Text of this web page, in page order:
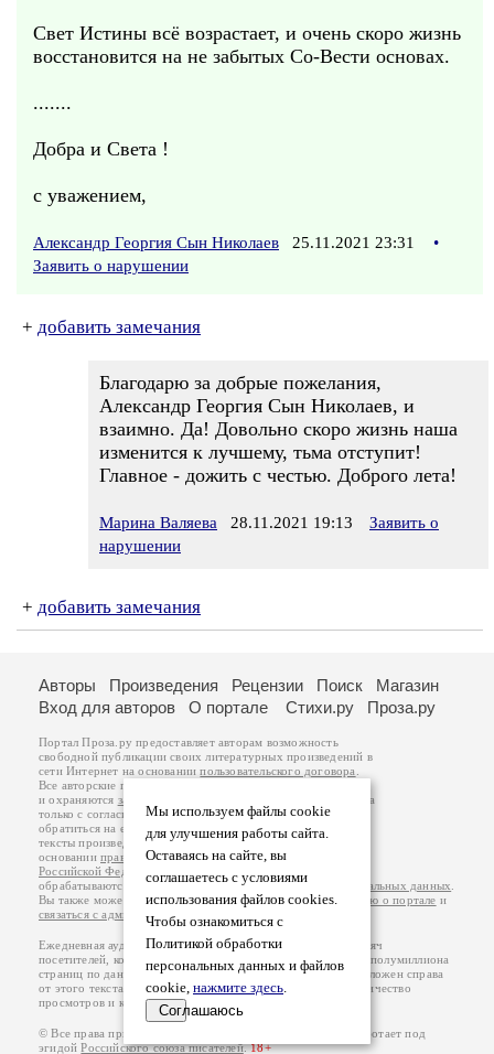
Свет Истины всё возрастает, и очень скоро жизнь
восстановится на не забытых Со-Вести основах.
.......
Добра и Света !
с уважением,
Александр Георгия Сын Николаев 25.11.2021 23:31
•
Заявить о нарушении
+ добавить замечания
Благодарю за добрые пожелания,
Александр Георгия Сын Николаев, и
взаимно. Да! Довольно скоро жизнь наша
изменится к лучшему, тьма отступит!
Главное - дожить с честью. Доброго лета!
Марина Валяева 28.11.2021 19:13
Заявить о
нарушении
+ добавить замечания
Мы используем файлы cookie
для улучшения работы сайта.
Оставаясь на сайте, вы
соглашаетесь с условиями
использования файлов cookies.
Чтобы ознакомиться с
Политикой обработки
персональных данных и файлов
cookie, нажмите здесь.
Соглашаюсь
Авторы Произведения Рецензии Поиск
Магазин
Вход для авторов
О портале Стихи.ру Проза.ру
Портал Проза.ру предоставляет авторам возможность
свободной публикации своих литературных произведений в
сети Интернет на основаниипользовательского договора
Все авторские права на произведения принадлежат авторам
и охраняются законом
. Перепечатка произведений возможна
только с согласия его автора, к которому вы можете
обратиться на его авторской странице. Ответственность за
тексты произведений авторы несут самостоятельно на
основанииправил публикацииизаконодательства
Российской Федерации
обрабатываются на основанииПолитики обработки персональных данных
Вы также можете посмотреть более подробнуюинформацию о портале и
связаться с администрацией
Ежедневная аудитория портала Проза.ру – порядка 100 тысяч
посетителей, которые в общей сумме просматривают более полумиллиона
страниц по данным счетчика посещаемости, который расположен справа
от этого текста. В каждой графе указано по две цифры: количество
просмотров и количество посетителей.
© Все права принадлежат авторам, 2000-2026. Портал работает под
эгидойРоссийского союза писателей.18+